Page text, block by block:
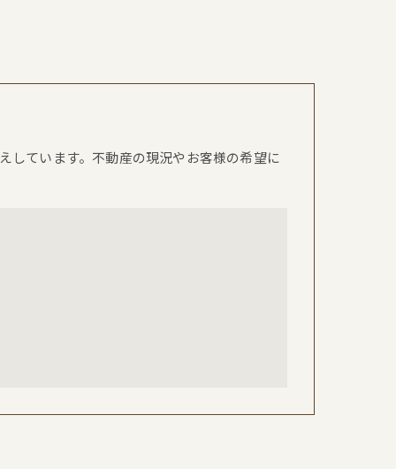
しています。不動産の現況やお客様の希望に